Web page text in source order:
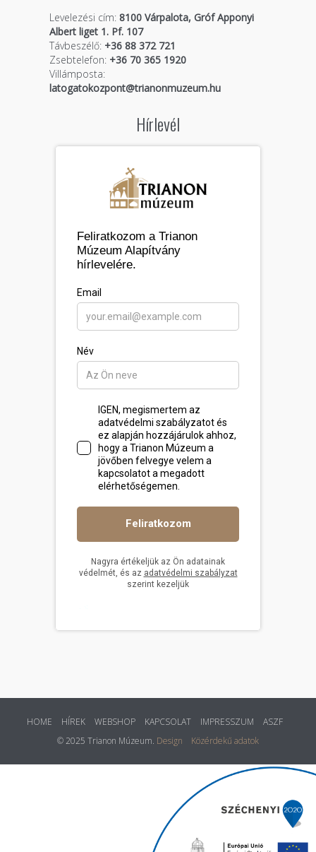
Levelezési cím: 8100 Várpalota, Gróf Apponyi
Albert liget 1. Pf. 107
Távbeszélő:+36 88 372 721
Zsebtelefon:+36 70 365 1920
Villámposta:
latogatokozpont@trianonmuzeum.hu
Hírlevél
HOME HÍREK WEBSHOP KAPCSOLAT IMPRESSZUM
ASZF
© 2025 Trianon Múzeum. Design Közérdekű adatok